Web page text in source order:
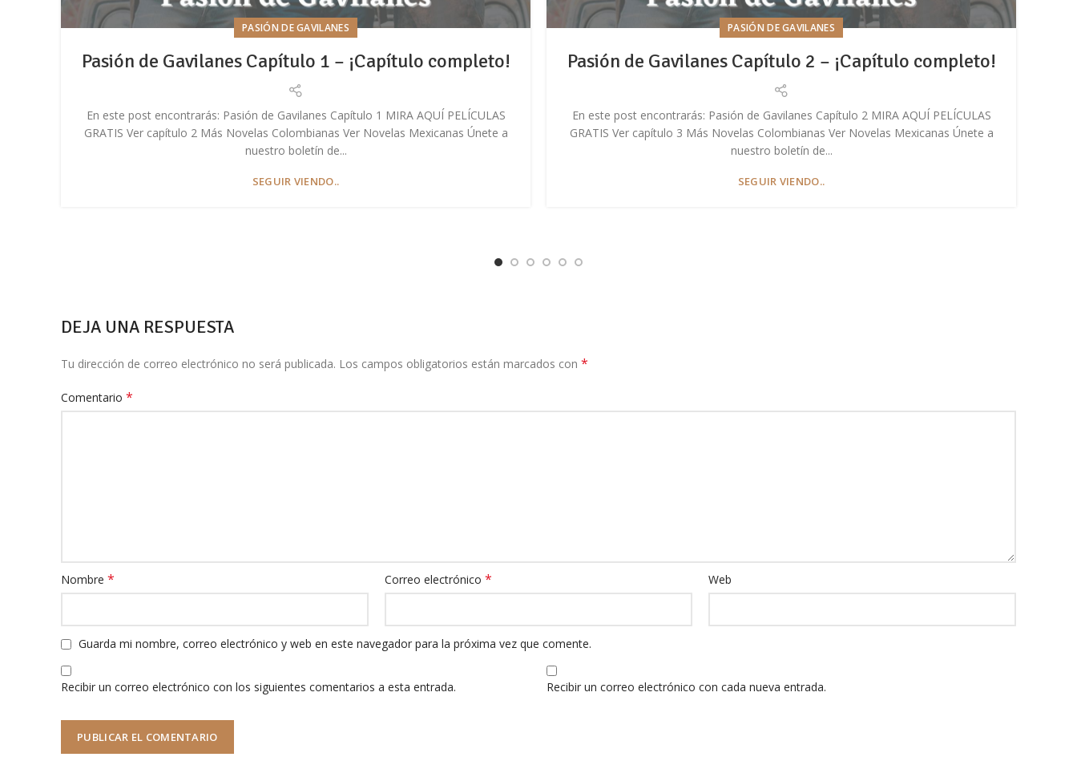
PASIÓN DE GAVILANES
Pasión de Gavilanes Capítulo 1 – ¡Capítulo completo!
En este post encontrarás: Pasión de Gavilanes Capítulo 1 MIRA AQUÍ PELÍCULAS
GRATIS Ver capítulo 2 Más Novelas Colombianas Ver Novelas Mexicanas Únete a
nuestro boletín de...
SEGUIR VIENDO..
PASIÓN DE GAVILANES
Pasión de Gavilanes Capítulo 2 – ¡Capítulo completo!
En este post encontrarás: Pasión de Gavilanes Capítulo 2 MIRA AQUÍ PELÍCULAS
GRATIS Ver capítulo 3 Más Novelas Colombianas Ver Novelas Mexicanas Únete a
nuestro boletín de...
SEGUIR VIENDO..
DEJA UNA RESPUESTA
Tu dirección de correo electrónico no será publicada. Los campos obligatorios están marcados con *
Comentario *
Nombre * Correo electrónico * Web
Guarda mi nombre, correo electrónico y web en este navegador para la próxima vez que comente.
Recibir un correo electrónico con los siguientes comentarios a esta entrada. Recibir un correo electrónico con cada nueva entrada.